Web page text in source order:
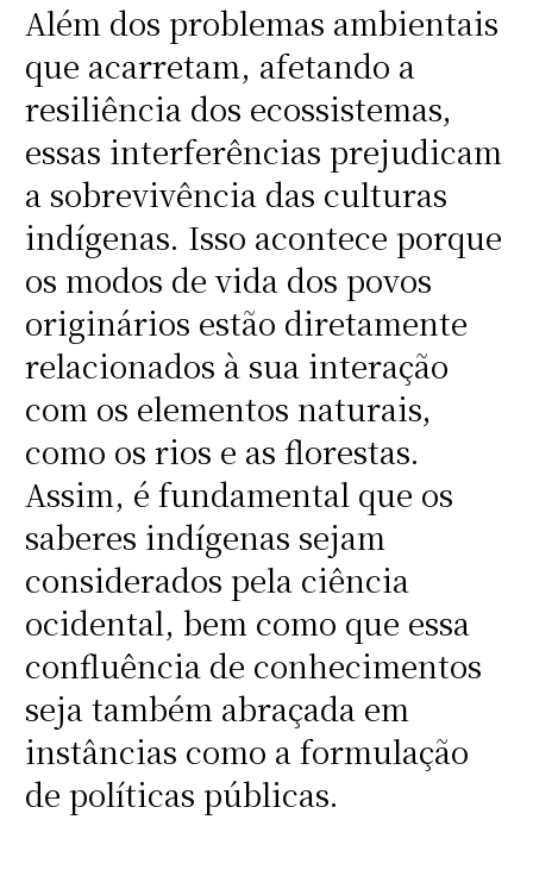
Além dos problemas ambientais
que acarretam, afetando a
resiliência dos ecossistemas,
essas interferências prejudicam
a sobrevivência das culturas
indígenas. Isso acontece porque
os modos de vida dos povos
originários estão diretamente
relacionados à sua interação
com os elementos naturais,
como os rios e as florestas.
Assim, é fundamental que os
saberes indígenas sejam
considerados pela ciência
ocidental, bem como que essa
confluência de conhecimentos
seja também abraçada em
instâncias como a formulação
de políticas públicas.